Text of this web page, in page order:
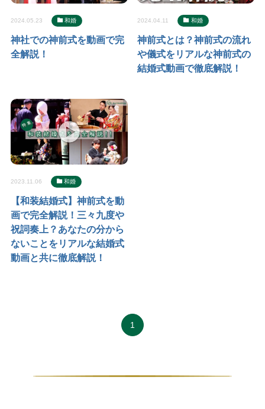
神社での神前式を動画で完
全解説！
2024.05.23 和婚
神前式とは？神前式の流れ
や儀式をリアルな神前式の
結婚式動画で徹底解説！
2024.04.11 和婚
【和装結婚式】神前式を動
画で完全解説！三々九度や
祝詞奏上？あなたの分から
ないことをリアルな結婚式
動画と共に徹底解説！
2023.11.06 和婚
1